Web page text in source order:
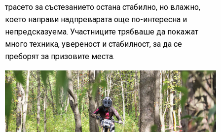
трасето за състезанието остана стабилно, но влажно,
което направи надпреварата още по-интересна и
непредсказуема. Участниците трябваше да покажат
много техника, увереност и стабилност, за да се
преборят за призовите места.